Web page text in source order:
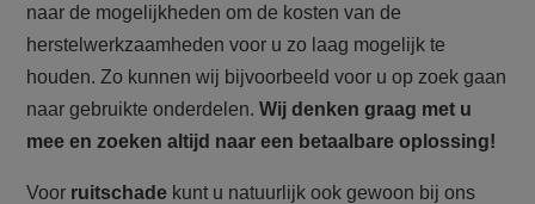
naar de mogelijkheden om de kosten van de
herstelwerkzaamheden voor u zo laag mogelijk te
houden. Zo kunnen wij bijvoorbeeld voor u op zoek gaan
naar gebruikte onderdelen. Wij denken graag met u
mee en zoeken altijd naar een betaalbare oplossing!
Voor ruitschade kunt u natuurlijk ook gewoon bij ons